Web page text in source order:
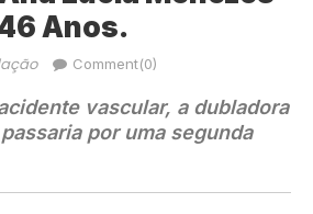
Anos.
Comment(0)
vascular, a dubladora
por uma segunda